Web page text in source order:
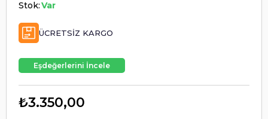
Stok:Var
ÜCRETSIZ KARGO
Eşdeğerlerini İncele
₺3.350,00